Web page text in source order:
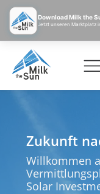
Zukunft
Willkommen
Solar
Download Milk the
Jetzt unseren Marktplatz